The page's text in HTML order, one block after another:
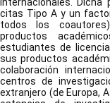
citas Tipo A y un
todos los
productos
estudiantes de
sus productos
colaboración
centros de
extranjero (de Europa,